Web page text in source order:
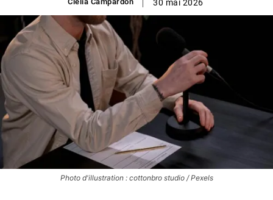
30 mai 2026
Photo d'illustration : cottonbro studio / Pexels